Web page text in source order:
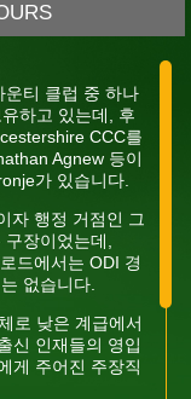
티 클럽 중 하나
하고 있는데, 후
CCC를
Agnew 등이
가 있습니다.
자 행정 거점인 그
장이었는데,
드에서는 ODI 경
없습니다.
로 낮은 계급에서
신 인재들의 영입
게 주어진 주장직